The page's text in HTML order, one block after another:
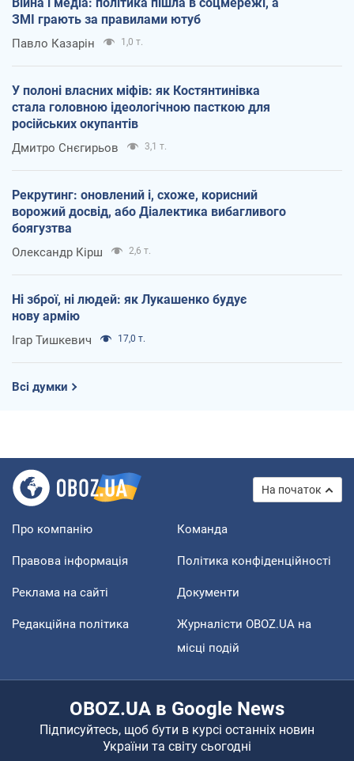
ЗМІ грають за правилами ютуб
Павло Казарін 1,0 т.
У полоні власних міфів: як Костянтинівка
стала головною ідеологічною пасткою для
російських окупантів
Дмитро Снєгирьов 3,1 т.
Рекрутинг: оновлений і, схоже, корисний
ворожий досвід, або Діалектика вибагливого
боягузтва
Олександр Кірш 2,6 т.
Ні зброї, ні людей: як Лукашенко будує
нову армію
Ігар Тишкевич 17,0 т.
Всі думки
На початок
Про компанію Команда
Правова інформація Політика конфіденційності
Реклама на сайті Документи
Редакційна політика
Журналісти OBOZ.UA на
місці подій
OBOZ.UA в Google News
Підписуйтесь, щоб бути в курсі останніх новин
України та світу сьогодні